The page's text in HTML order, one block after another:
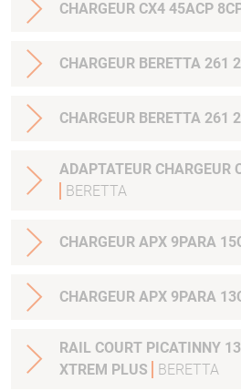
CHARGEUR CX4 45ACP
CHARGEUR BERETTA 261
CHARGEUR BERETTA 261
ADAPTATEUR CHARGEUR
BERETTA
CHARGEUR APX 9PARA
CHARGEUR APX 9PARA
RAIL COURT PICATINNY
XTREM PLUS
BERETTA